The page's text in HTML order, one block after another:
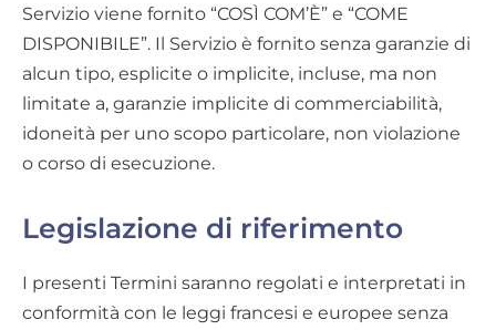
Servizio viene fornito “COSÌ COM’È” e “COME
DISPONIBILE”. Il Servizio è fornito senza garanzie di
alcun tipo, esplicite o implicite, incluse, ma non
limitate a, garanzie implicite di commerciabilità,
idoneità per uno scopo particolare, non violazione
o corso di esecuzione.
Legislazione di riferimento
I presenti Termini saranno regolati e interpretati in
conformità con le leggi francesi e europee senza